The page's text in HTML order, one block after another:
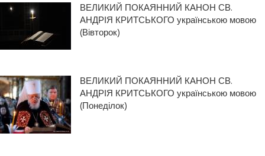
ВЕЛИКИЙ ПОКАЯННИЙ КАНОН СВ.
АНДРІЯ КРИТСЬКОГО українською мовою
(Вівторок)
ВЕЛИКИЙ ПОКАЯННИЙ КАНОН СВ.
АНДРІЯ КРИТСЬКОГО українською мовою
(Понеділок)